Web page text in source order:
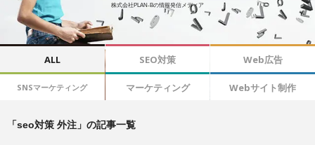
株式会社PLAN-Bの情報発信メディア
ALL SEO対策 Web広告
SNSマーケティング マーケティング Webサイト制作
「seo対策 外注」の記事一覧